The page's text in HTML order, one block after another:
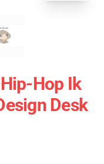
Hop Ik
Desk